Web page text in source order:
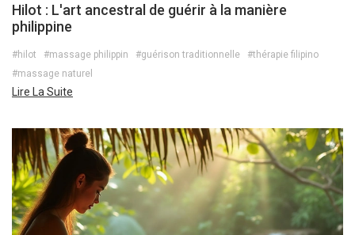
Hilot : L'art ancestral de guérir à la manière
philippine
#hilot #massage philippin #guérison traditionnelle
#thérapie filipino
#massage naturel
Lire La Suite